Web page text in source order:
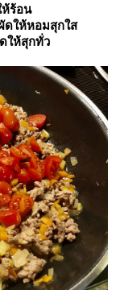
ห้ร้อน
ดให้หอมสุกใส
ให้สุกทั่ว